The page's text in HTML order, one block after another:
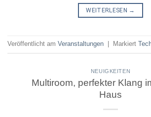
WEITERLESEN →
Veröffentlicht am Veranstaltungen Markiert
NEUIGKEITEN
Multiroom, perfekter Klang
Haus